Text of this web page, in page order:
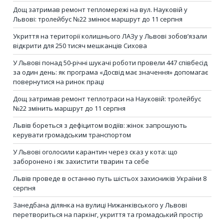
Дощ затримав ремонт тепломережі на вул. Науковій у
Львові: тролейбус №22 змінює маршрут до 11 серпня
Укриття на території колишнього ЛАЗу у Львові зобов’язали
відкрити для 250 тисяч мешканців Сихова
У Львові понад 50-річні шукачі роботи провели 447 співбесід
за один день: як програма «Досвід має значення» допомагає
повернутися на ринок праці
Дощ затримав ремонт теплотраси на Науковій: тролейбус
№22 змінить маршрут до 11 серпня
Львів бореться з дефіцитом водіїв: жінок запрошують
керувати громадським транспортом
У Львові оголосили карантин через сказ у кота: що
заборонено і як захистити тварин та себе
Львів проведе в останню путь шістьох захисників України 8
серпня
Занедбана ділянка на вулиці Нижанківського у Львові
перетвориться на паркінг, укриття та громадський простір